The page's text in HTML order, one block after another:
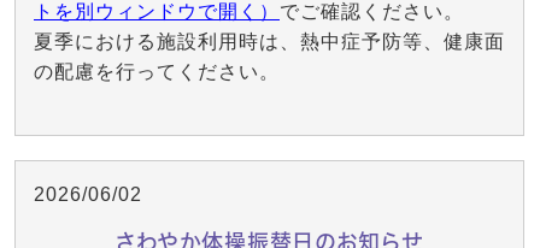
トを別ウィンドウで開く） でご確認ください。
夏季における施設利用時は、熱中症予防等、健康面
の配慮を行ってください。
2026/06/02
さわやか体操振替日のお知らせ